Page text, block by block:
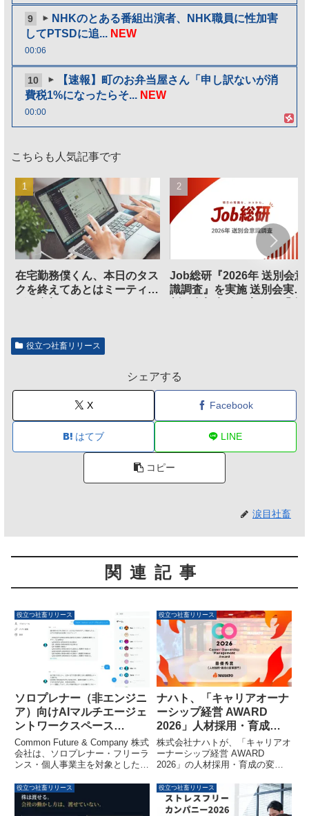
9
NHKのとある番組出演者、NHK職員に性加害
してPTSDに追... NEW
00:06
10
【速報】町のお弁当屋さん「申し訳ないが消
費税1%になったらそ... NEW
00:00
こちらも人気記事です
在宅勤務僕くん、本日のタス
クを終えてあとはミーティン
Job総研『2026年 送別会意
識調査』を実施 送別会実施
役立つ社畜リリース
シェアする
X Facebook
はてブ LINE
コピー
涙目社畜
関連記事
役立つ社畜リリース
ソロプレナー（非エンジニ
ア）向けAIマルチエージェ
ントワークスペース
「musu」ベータ版を限定
公開
Common Future & Company 株式
会社は、ソロプレナー・フリーラ
ンス・個人事業主を対象としたAI
「musu（ムス）」のクローズド
ベータ版を2026年3月23日より限
定公開しました。本サービスは、
役立つ社畜リリース
ナハト、「キャリアオーナ
ーシップ経営 AWARD
2026」人材採用・育成の
変革部門で最優秀賞を受賞
株式会社ナハトが、「キャリアオ
ーナーシップ経営 AWARD
2026」の人材採用・育成の変革
優秀賞を受賞しました。急成長の
中で生じた属人化を構造課題と捉
え、採用から育成、評価までを一
役立つ社畜リリース 役立つ社畜リリース